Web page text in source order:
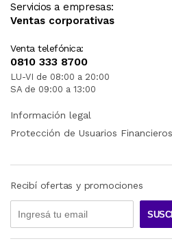
Servicios a empresas:
Ventas corporativas
Venta telefónica:
0810 333 8700
LU-VI de 08:00 a 20:00
SA de 09:00 a 13:00
Información legal
Protección de Usuarios Financieros
Recibí ofertas y promociones